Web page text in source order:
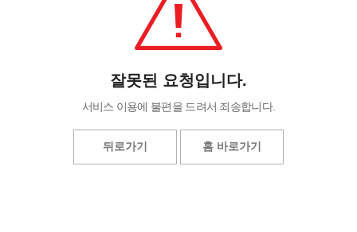
잘못된 요청입니다.
서비스 이용에 불편을 드려서 죄송합니다.
뒤로가기 홈 바로가기